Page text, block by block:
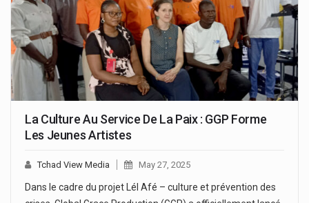
La Culture Au Service De La Paix : GGP Forme
Les Jeunes Artistes
Tchad View Media May 27, 2025
Dans le cadre du projet Lél Afé – culture et prévention des